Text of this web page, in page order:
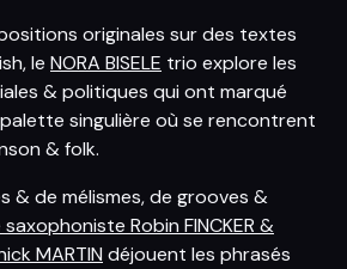
originales sur des textes
le NORA BISELE trio explore les
& politiques qui ont marqué
singulière où se rencontrent
& folk.
& de mélismes, de grooves &
saxophoniste Robin FINCKER &
MARTIN déjouent les phrasés